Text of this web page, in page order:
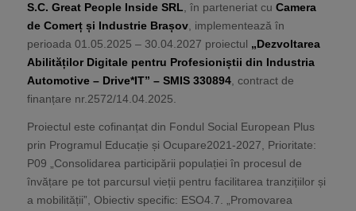
S.C. Great People Inside SRL, în parteneriat cu Camera
de Comerț și Industrie Brașov, implementează în
perioada 01.05.2025 – 30.04.2027 proiectul „Dezvoltarea
Abilităților Digitale pentru Profesioniștii din Industria
Automotive – Drive*IT” – SMIS 330894, contract de
finanțare nr.2572/14.04.2025.
Proiectul este cofinanțat din Fondul Social European Plus
prin Programul Educație și Ocupare2021-2027, Prioritate:
P09 „Consolidarea participării populației în procesul de
învățare pe tot parcursul vieții pentru facilitarea tranzițiilor și
a mobilității”, Obiectiv specific: ESO4.7. „Promovarea